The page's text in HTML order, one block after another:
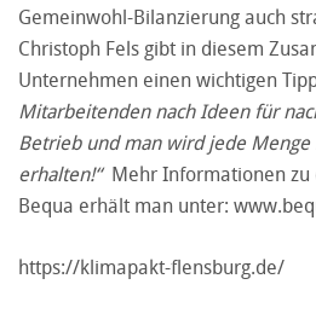
Gemeinwohl-Bilanzierung auch
Christoph Fels gibt in diesem
Unternehmen einen wichtigen
Mitarbeitenden nach Ideen für
Betrieb und man wird jede
erhalten!“Mehr Informationen zu
Bequa erhält man unter:
https://klimapakt-flensburg.de/